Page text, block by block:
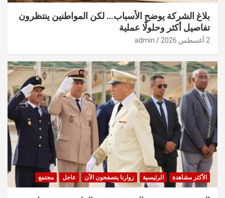
بلاغ الشركة يوضح الأسباب… لكن المواطنين ينتظرون
تفاصيل أكثر وحلولًا عملية
2 أغسطس 2026 admin
الأكثر مشاهدة الرئيسية زوارنا يتصفحون الآن عاجل مجتمع